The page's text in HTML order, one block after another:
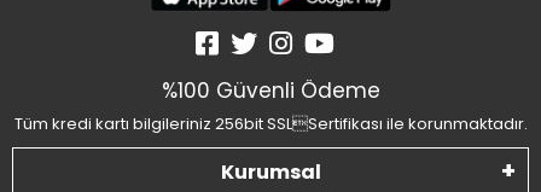
%100 Güvenli Ödeme
Tüm kredi kartı bilgileriniz 256bit SSLSertifikası ile korunmaktadır.
Kurumsal